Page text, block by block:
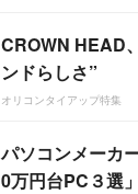
CROWN HEAD
ンドらしさ”
オリコンタイアップ特集
パソコンメーカ
0万円台PC３選」